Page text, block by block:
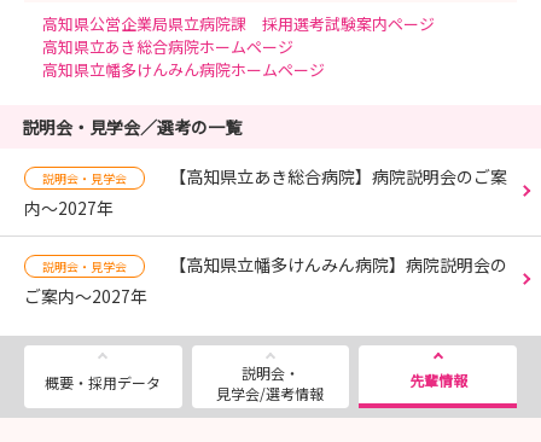
高知県公営企業局県立病院課 採用選考試験案内ページ
高知県立あき総合病院ホームページ
高知県立幡多けんみん病院ホームページ
説明会・見学会／選考の一覧
説明会・見学会
【高知県立あき総合病院】病院説明会のご案
内～2027年
説明会・見学会
【高知県立幡多けんみん病院】病院説明会の
ご案内～2027年
概要・採用データ
説明会・
見学会/選考情報
先輩情報